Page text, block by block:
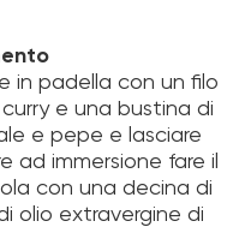
in padella con un filo
e una bustina di
e pepe e lasciare
ad immersione fare il
con una decina di
olio extravergine di